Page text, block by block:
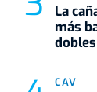
La
más
CAV